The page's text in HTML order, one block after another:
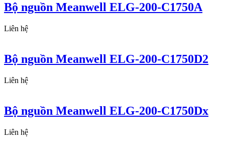
Bộ nguồn Meanwell ELG-200-C1750A
Liên hệ
Bộ nguồn Meanwell ELG-200-C1750D2
Liên hệ
Bộ nguồn Meanwell ELG-200-C1750Dx
Liên hệ